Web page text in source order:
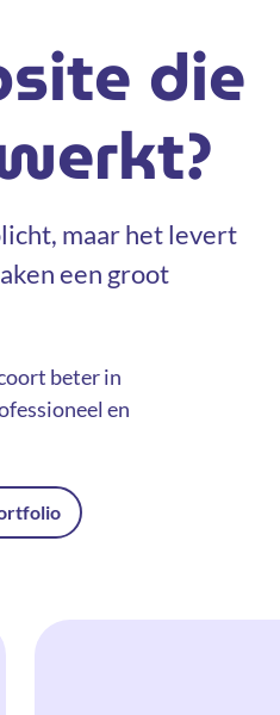
die
maar het levert
een groot
beter in
en